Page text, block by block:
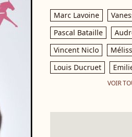
Marc Lavoine
Pascal Bataille
Vincent Niclo
Louis Ducruet
VOIR